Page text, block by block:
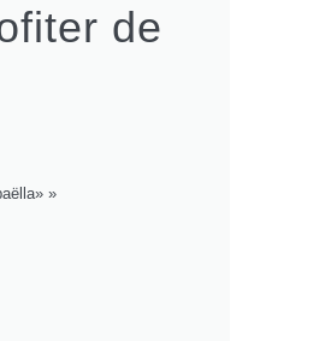
de
»